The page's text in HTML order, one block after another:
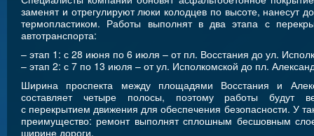
заменят и отрегулируют люки колодцев по высоте, нанесут
термопластиком. Работы выполнят в два этапа с
автотранспорта:
– этап 1: с 28 июня по 6 июля – от пл. Восстания до ул.
– этап 2: с 7 по 13 июля – от ул. Исполкомской до пл.
Ширина проспекта между площадями Восстания и
составляет четыре полосы, поэтому работы будут
с перекрытием движения для обеспечения безопасности. У
преимущество: ремонт выполнят сплошным бесшовным
ширине дороги.